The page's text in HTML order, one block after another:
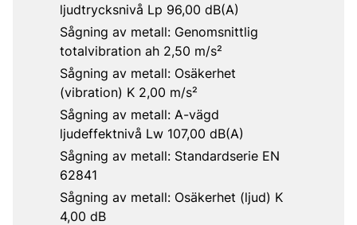
ljudtrycksnivå Lp 96,00 dB(A)
Sågning av metall: Genomsnittlig
totalvibration ah 2,50 m/s²
Sågning av metall: Osäkerhet
(vibration) K 2,00 m/s²
Sågning av metall: A-vägd
ljudeffektnivå Lw 107,00 dB(A)
Sågning av metall: Standardserie EN
62841
Sågning av metall: Osäkerhet (ljud) K
4,00 dB